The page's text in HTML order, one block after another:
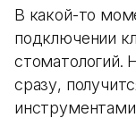
В какой-то
подключении
стоматологий.
сразу,